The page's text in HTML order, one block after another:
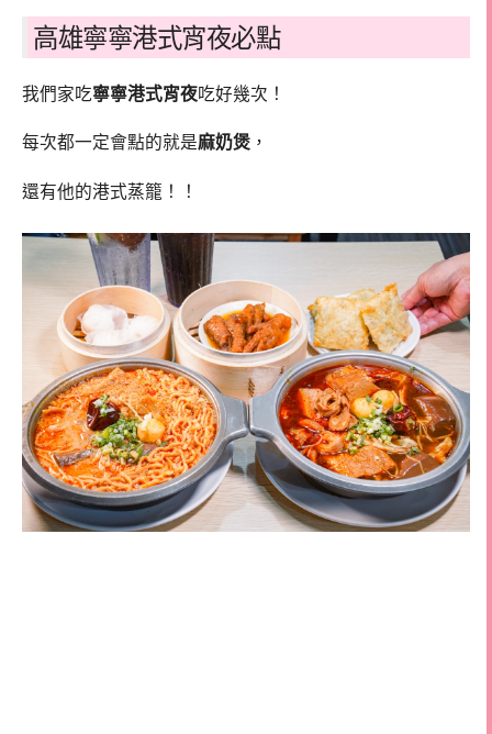
高雄寧寧港式宵夜必點
我們家吃寧寧港式宵夜吃好幾次！
每次都一定會點的就是麻奶煲 ，
還有他的港式蒸籠！！